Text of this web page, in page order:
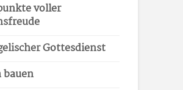
voller
Gottesdienst
bauen